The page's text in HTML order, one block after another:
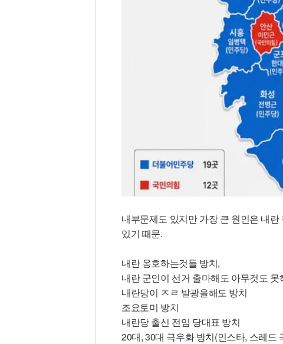
내부문제도 있지만 가장 큰 원인은 내
있기 때문.
내란 옹호하는것들 방치,
내란 군인이 선거 출마해도 아무것도 못
내란당이 ㅈㄹ 발광을해도 방치
조요토미 방치
내란당 출신 전임 당대표 방치
20대, 30대 극우화 방치(인스타, 스레드